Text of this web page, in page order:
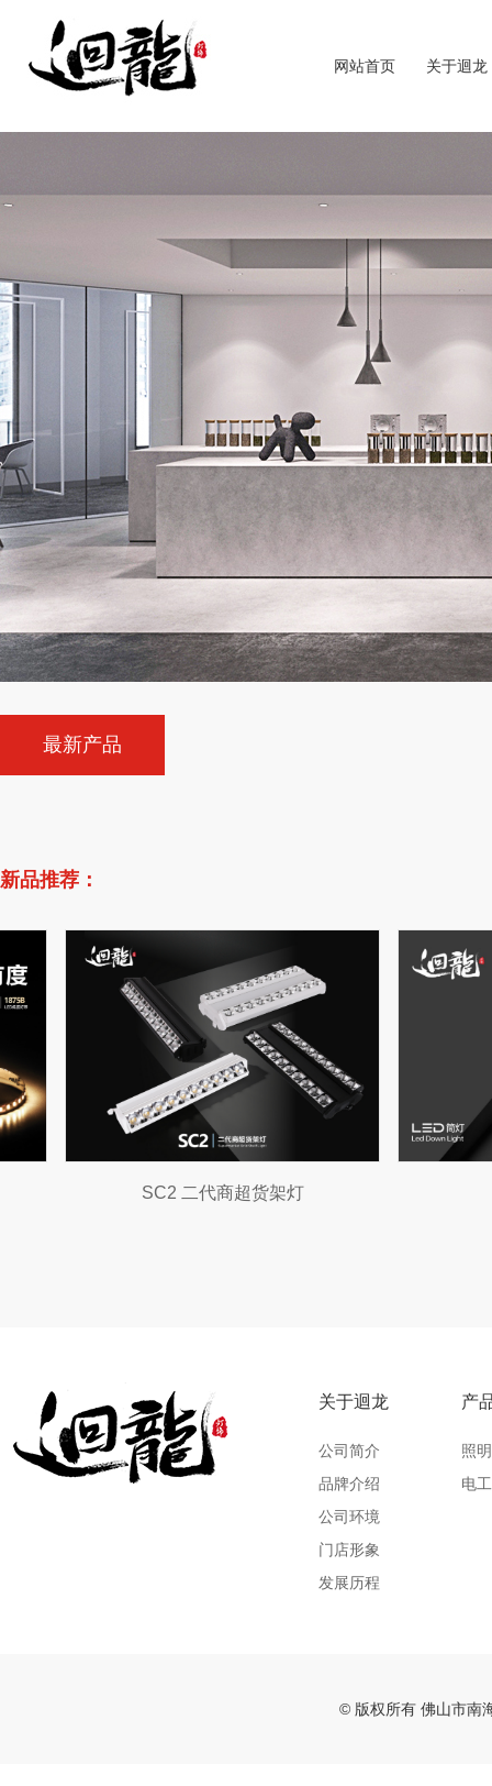
网站首页 关于迴龙
最新产品
新品推荐：
S201天花射灯
关于迴龙
公司简介
品牌介绍
公司环境
门店形象
发展历程
产
照
电
© 版权所有 佛山市南